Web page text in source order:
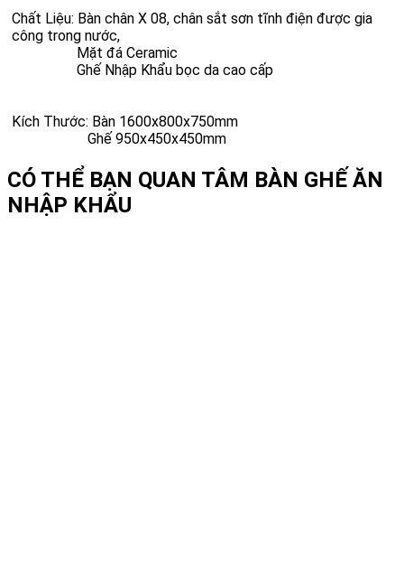
Chất Liệu: Bàn chân X 08, chân sắt sơn tĩnh điện được gia
công trong nước,
Mặt đá Ceramic
Ghế Nhập Khẩu bọc da cao cấp
Kích Thước: Bàn 1600x800x750mm
Ghế 950x450x450mm
CÓ THỂ BẠN QUAN TÂM BÀN GHẾ ĂN
NHẬP KHẨU